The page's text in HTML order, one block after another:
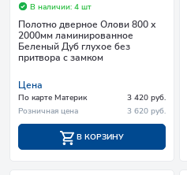
В наличии: 4 шт
Полотно дверное Олови 800 х
2000мм ламинированное
Беленый Дуб глухое без
притвора с замком
Цена
По карте Материк
3 420 руб.
Розничная цена
3 620 руб.
В КОРЗИНУ